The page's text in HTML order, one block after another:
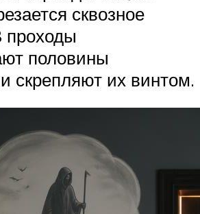
сквозное
проходы
половины
скрепляют их винтом.